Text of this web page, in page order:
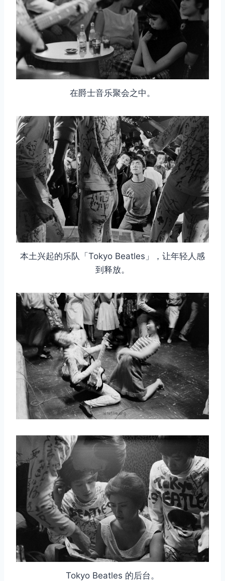
在爵士音乐聚会之中。
本土兴起的乐队「Tokyo Beatles」，让年轻人感
到释放。
Tokyo Beatles 的后台。
取消 搜索